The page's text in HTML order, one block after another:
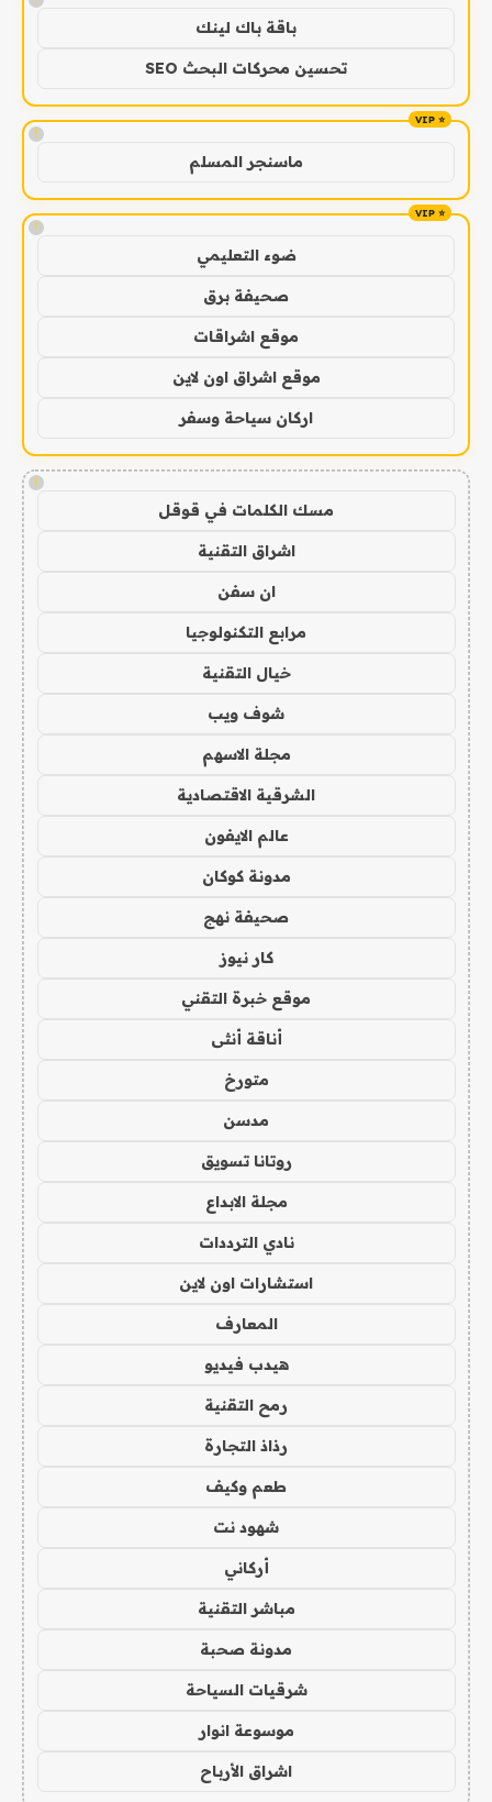
باقة باك لينك
تحسين محركات البحث SEO
!
ماسنجر المسلم
!
ضوء التعليمي
صحيفة برق
موقع اشراقات
موقع اشراق اون لاين
اركان سياحة وسفر
!
مسك الكلمات في قوقل
اشراق التقنية
ان سفن
مرابع التكنولوجيا
خيال التقنية
شوف ويب
مجلة الاسهم
الشرقية الاقتصادية
عالم الايفون
مدونة كوكان
صحيفة نهج
كار نيوز
موقع خبرة التقني
أناقة أنثى
متورخ
مدسن
روتانا تسويق
مجلة الابداع
نادي الترددات
استشارات اون لاين
المعارف
هيدب فيديو
رمح التقنية
رذاذ التجارة
طعم وكيف
شهود نت
أركاني
مباشر التقنية
مدونة صحبة
شرقيات السياحة
موسوعة انوار
اشراق الأرباح